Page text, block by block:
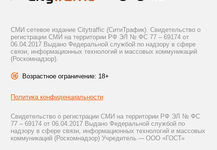
СМИ сетевое издание Citytraffic (СитиТрафик). Свидетельство о
регистрации СМИ на территории РФ ЭЛ № ФС 77 – 69174 от
06.04.2017 Выдано Федеральной службой по надзору в сфере
связи, информационных технологий и массовых коммуникаций
(Роскомнадзор).
Возрастное ограничение: 18+
Политика конфиденциальности
Свидетельство о регистрации СМИ на территории РФ ЭЛ № ФС
77 – 69174 от 06.04.2017 Выдано Федеральной службой по
надзору в сфере связи, информационных технологий и массовых
коммуникаций (Роскомнадзор) Учредитель — ООО «ГОСТ»